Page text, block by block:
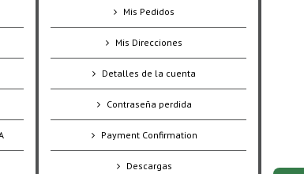
Mis Pedidos
Mis Direcciones
Detalles de la cuenta
Contraseña perdida
Payment Confirmation
Descargas